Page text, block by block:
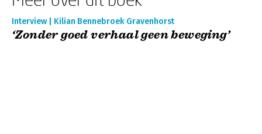
Interview | Kilian Bennebroek Gravenhorst
‘Zonder goed verhaal geen beweging’